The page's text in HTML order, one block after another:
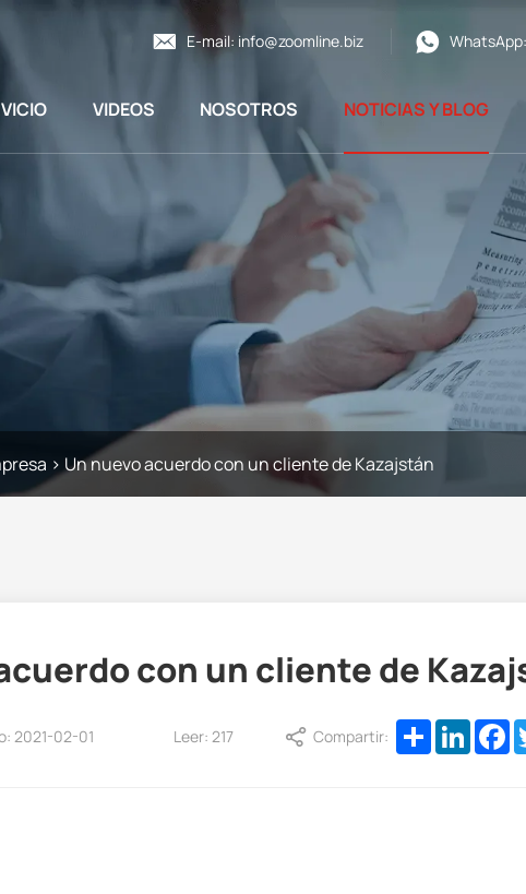
E-mail: info@zoomline.biz
VIDEOS NOSOTROS NOTICIAS Y BLOG
> Un nuevo acuerdo con un cliente de Kazajstán
con un cliente de
2021-02-01 Leer: 217 Compartir: Share